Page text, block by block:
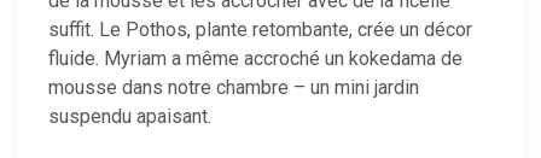
suffit. Le Pothos, plante retombante, crée un décor
fluide. Myriam a même accroché un kokedama de
mousse dans notre chambre – un mini jardin
suspendu apaisant.